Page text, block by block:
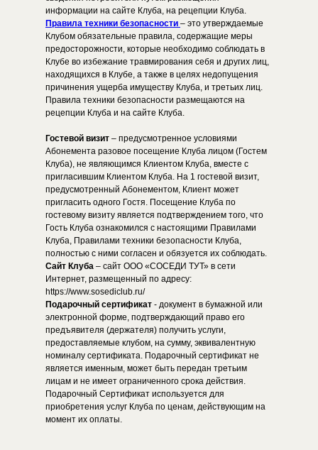
информации на сайте Клуба, на рецепции Клуба.
Правила техники безопасности – это утверждаемые
Клубом обязательные правила, содержащие меры
предосторожности, которые необходимо соблюдать в
Клубе во избежание травмирования себя и других лиц,
находящихся в Клубе, а также в целях недопущения
причинения ущерба имуществу Клуба, и третьих лиц.
Правила техники безопасности размещаются на
рецепции Клуба и на сайте Клуба.
Гостевой визит – предусмотренное условиями
Абонемента разовое посещение Клуба лицом (Гостем
Клуба), не являющимся Клиентом Клуба, вместе с
пригласившим Клиентом Клуба. На 1 гостевой визит,
предусмотренный Абонементом, Клиент может
пригласить одного Гостя. Посещение Клуба по
гостевому визиту является подтверждением того, что
Гость Клуба ознакомился с настоящими Правилами
Клуба, Правилами техники безопасности Клуба,
полностью с ними согласен и обязуется их соблюдать.
Сайт Клуба – сайт ООО «СОСЕДИ ТУТ» в сети
Интернет, размещенный по адресу:
https://www.sosediclub.ru/
Подарочный сертификат - документ в бумажной или
электронной форме, подтверждающий право его
предъявителя (держателя) получить услуги,
предоставляемые клубом, на сумму, эквивалентную
номиналу сертификата. Подарочный сертификат не
является именным, может быть передан третьим
лицам и не имеет ограниченного срока действия.
Подарочный Сертификат используется для
приобретения услуг Клуба по ценам, действующим на
момент их оплаты.